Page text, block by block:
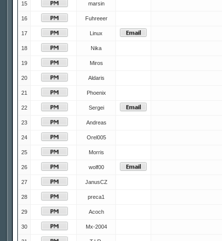
15 marsin
16 Fuhreeer
17 Linux
18 Nika
19 Miros
20 Aldaris
21 Phoenix
22 Sergei
23 Andreas
24 Orel005
25 Morris
26 wolf00
27 JanusCZ
28 preca1
29 Acoch
30 Mx-2004